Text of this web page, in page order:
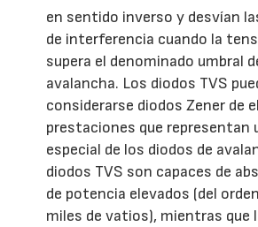
en sentido inverso y desvían
de interferencia cuando la
supera el denominado umbral
avalancha. Los diodos TVS
considerarse diodos Zener de
prestaciones que representan
especial de los diodos de
diodos TVS son capaces de
de potencia elevados (del
miles de vatios), mientras que